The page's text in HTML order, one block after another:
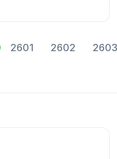
2601 2602 2603